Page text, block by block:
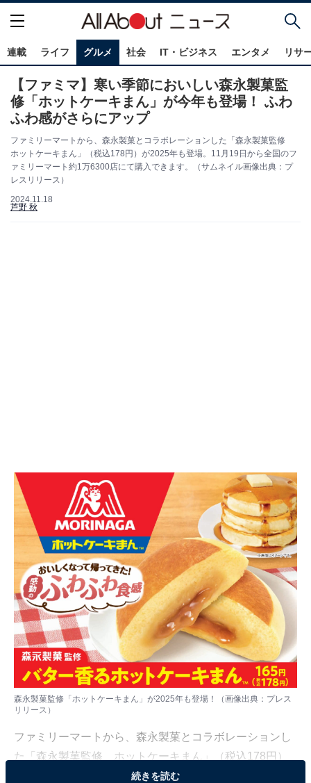
連載 ライフ グルメ 社会 IT・ビジネス エンタメ リサ
【ファミマ】寒い季節においしい森永製菓監
修「ホットケーキまん」が今年も登場！ ふわ
ふわ感がさらにアップ
ファミリーマートから、森永製菓とコラボレーションした「森永製菓監修
ホットケーキまん」（税込178円）が2025年も登場。11月19日から全国のフ
ァミリーマート約1万6300店にて購入できます。（サムネイル画像出典：プ
レスリリース）
2024.11.18
芦野 秋
森永製菓監修「ホットケーキまん」が2025年も登場！（画像出典：プレス
リリース）
ファミリーマートから、森永製菓とコラボレーションし
た「森永製菓監修 ホットケーキまん」（税込178円）
が2025年も登場！ 11月19日から発売されます。
続きを読む